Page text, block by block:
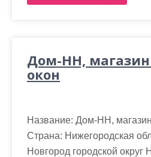
Дом-НН,
окон
Название: Дом-НН,
Страна: Нижегородская
Новгород городской